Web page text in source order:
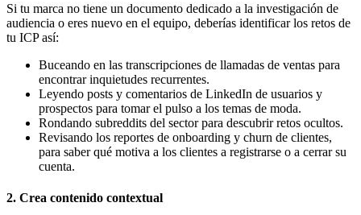
Si tu marca no tiene un documento dedicado a la investigación de
audiencia o eres nuevo en el equipo, deberías identificar los retos de
tu ICP así:
Buceando en las transcripciones de llamadas de ventas para
encontrar inquietudes recurrentes.
Leyendo posts y comentarios de LinkedIn de usuarios y
prospectos para tomar el pulso a los temas de moda.
Rondando subreddits del sector para descubrir retos ocultos.
Revisando los reportes de onboarding y churn de clientes,
para saber qué motiva a los clientes a registrarse o a cerrar su
cuenta.
2. Crea contenido contextual